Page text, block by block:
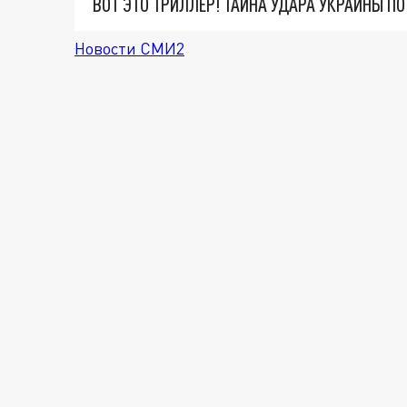
Новости СМИ2